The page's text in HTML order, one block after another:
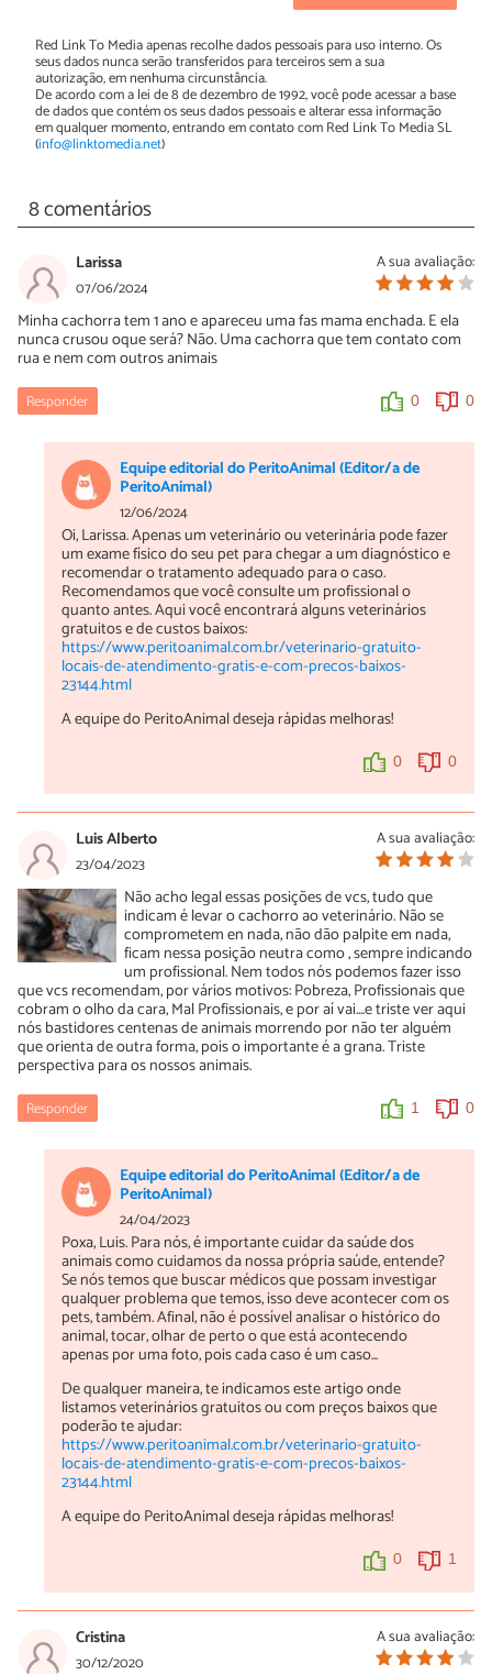
Red Link To Media apenas recolhe dados pessoais para uso interno. Os
seus dados nunca serão transferidos para terceiros sem a sua
autorização, em nenhuma circunstância.
De acordo com a lei de 8 de dezembro de 1992, você pode acessar a base
de dados que contém os seus dados pessoais e alterar essa informação
em qualquer momento, entrando em contato com Red Link To Media SL
(info@linktomedia.net)
8 comentários
A sua avaliação:
Larissa
07/06/2024
Minha cachorra tem 1 ano e apareceu uma fas mama enchada. E ela
nunca crusou oque será? Não. Uma cachorra que tem contato com
rua e nem com outros animais
Responder 0 0
Equipe editorial do PeritoAnimal (Editor/a de
PeritoAnimal)
12/06/2024
Oi, Larissa. Apenas um veterinário ou veterinária pode fazer
um exame físico do seu pet para chegar a um diagnóstico e
recomendar o tratamento adequado para o caso.
Recomendamos que você consulte um profissional o
quanto antes. Aqui você encontrará alguns veterinários
gratuitos e de custos baixos:
https://www.peritoanimal.com.br/veterinario-gratuito-
locais-de-atendimento-gratis-e-com-precos-baixos-
23144.html
A equipe do PeritoAnimal deseja rápidas melhoras!
0 0
A sua avaliação:
Luis Alberto
23/04/2023
Não acho legal essas posições de vcs, tudo que
indicam é levar o cachorro ao veterinário. Não se
comprometem en nada, não dão palpite em nada,
ficam nessa posição neutra como , sempre indicando
um profissional. Nem todos nós podemos fazer isso
que vcs recomendam, por vários motivos: Pobreza, Profissionais que
cobram o olho da cara, Mal Profissionais, e por aí vai....e triste ver aqui
nós bastidores centenas de animais morrendo por não ter alguém
que orienta de outra forma, pois o importante é a grana. Triste
perspectiva para os nossos animais.
Responder 1 0
Equipe editorial do PeritoAnimal (Editor/a de
PeritoAnimal)
24/04/2023
Poxa, Luis. Para nós, é importante cuidar da saúde dos
animais como cuidamos da nossa própria saúde, entende?
Se nós temos que buscar médicos que possam investigar
qualquer problema que temos, isso deve acontecer com os
pets, também. Afinal, não é possível analisar o histórico do
animal, tocar, olhar de perto o que está acontecendo
apenas por uma foto, pois cada caso é um caso...
De qualquer maneira, te indicamos este artigo onde
listamos veterinários gratuitos ou com preços baixos que
poderão te ajudar:
https://www.peritoanimal.com.br/veterinario-gratuito-
locais-de-atendimento-gratis-e-com-precos-baixos-
23144.html
A equipe do PeritoAnimal deseja rápidas melhoras!
0 1
A sua avaliação:
Cristina
30/12/2020